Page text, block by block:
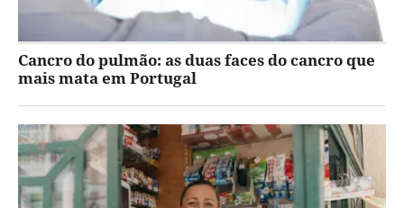
Cancro do pulmão: as duas faces do cancro que
mais mata em Portugal